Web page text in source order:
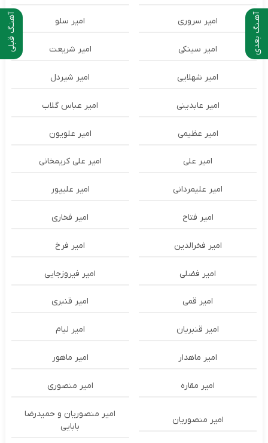
آهنـگ قبلی آهـنگ بعدی امیر سروری امیر سلو
امیر سینکی امیر شریعت
امیر شهلایی امیر شیردل
امیر عابدینی امیر عباس گلاب
امیر عظیمی امیر علویون
امیر علی امیر علی کریمخانی
امیر علیمردانی امیر علیپور
امیر فتاح امیر فخاری
امیر فخرالدین امیر فرخ
امیر فضلی امیر فیروزجایی
امیر قمی امیر قنبری
امیر قنبریان امیر لیام
امیر ماهدار امیر ماهور
امیر مقاره امیر منصوری
امیر منصوریان
امیر منصوریان و حمیدرضا
بابایی